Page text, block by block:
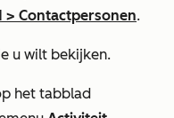
> Contactpersonen.
u wilt bekijken.
het tabblad